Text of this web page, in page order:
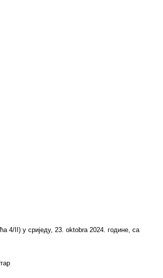
4/II) у сриједу, 23. oktobra 2024. године, са